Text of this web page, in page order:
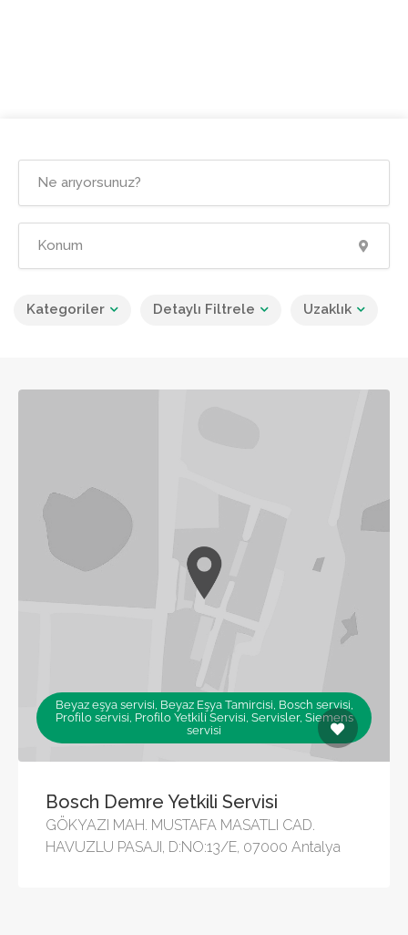
Kategoriler Detaylı Filtrele Uzaklık
Beyaz eşya servisi, Beyaz Eşya Tamircisi, Bosch servisi,
Profilo servisi, Profilo Yetkili Servisi, Servisler, Siemens
servisi
Bosch Demre Yetkili Servisi
GÖKYAZI MAH. MUSTAFA MASATLI CAD.
HAVUZLU PASAJI, D:NO:13/E, 07000 Antalya